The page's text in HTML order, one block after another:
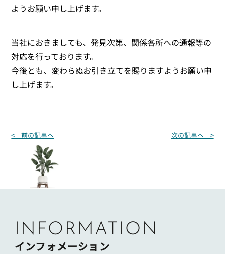
ようお願い申し上げます。
当社におきましても、発見次第、関係各所への通報等の
対応を行っております。
今後とも、変わらぬお引き立てを賜りますようお願い申
し上げます。
投
シ
< 前の記事へ 次の記事へ >
INFORMATION
インフォメーション